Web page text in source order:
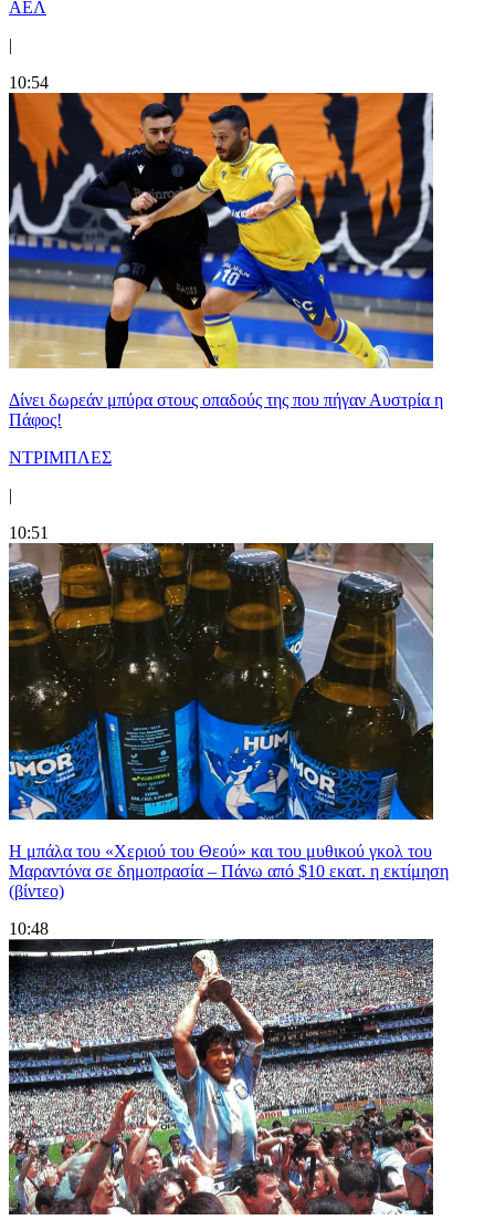
ΑΕΛ
|
10:54
Δίνει δωρεάν μπύρα στους οπαδούς της που πήγαν Αυστρία η
Πάφος!
ΝΤΡΙΜΠΛΕΣ
|
10:51
Η μπάλα του «Χεριού του Θεού» και του μυθικού γκολ του
Μαραντόνα σε δημοπρασία – Πάνω από $10 εκατ. η εκτίμηση
(βίντεο)
10:48